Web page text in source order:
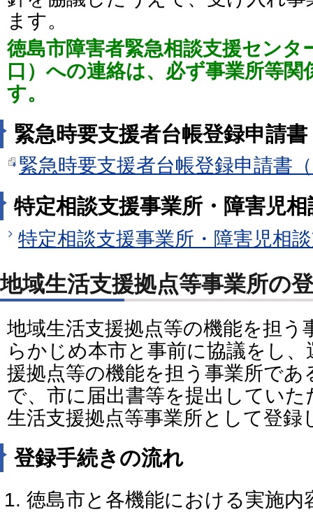
ます。
徳島市障害者緊急相談支援センタ
口）への連絡は、必ず事業所等
す。
緊急時要支援者台帳登録申請書
緊急時要支援者台帳登録申請書
特定相談支援事業所・障害児
特定相談支援事業所・障害児相
地域生活支援拠点等事業所の
地域生活支援拠点等の機能を担う
らかじめ本市と事前に協議をし
援拠点等の機能を担う事業所で
で、市に届出書等を提出してい
生活支援拠点等事業所として登録
登録手続きの流れ
徳島市と各機能における実施内